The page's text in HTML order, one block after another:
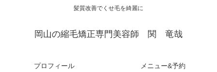
髪質改善でくせ毛を綺麗に
岡山の縮毛矯正専門美容師 関 竜哉
プロフィール メニュー&予約